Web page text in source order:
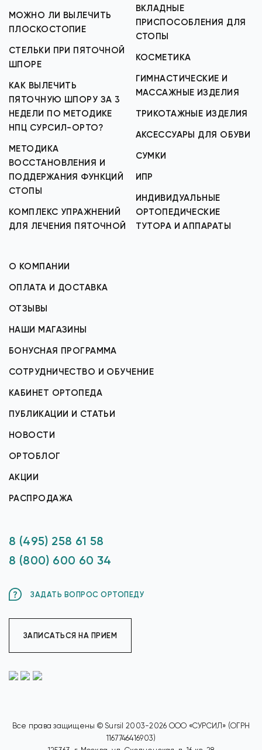
МОЖНО ЛИ ВЫЛЕЧИТЬ
ПЛОСКОСТОПИЕ
СТЕЛЬКИ ПРИ ПЯТОЧНОЙ
ШПОРЕ
КАК ВЫЛЕЧИТЬ
ПЯТОЧНУЮ ШПОРУ ЗА 3
НЕДЕЛИ ПО МЕТОДИКЕ
НПЦ СУРСИЛ-ОРТО?
МЕТОДИКА
ВОССТАНОВЛЕНИЯ И
ПОДДЕРЖАНИЯ ФУНКЦИЙ
СТОПЫ
КОМПЛЕКС УПРАЖНЕНИЙ
ДЛЯ ЛЕЧЕНИЯ ПЯТОЧНОЙ
ВКЛАДНЫЕ
ПРИСПОСОБЛЕНИЯ ДЛЯ
СТОПЫ
КОСМЕТИКА
ГИМНАСТИЧЕСКИЕ И
МАССАЖНЫЕ ИЗДЕЛИЯ
ТРИКОТАЖНЫЕ ИЗДЕЛИЯ
АКСЕССУАРЫ ДЛЯ ОБУВИ
СУМКИ
ИПР
ИНДИВИДУАЛЬНЫЕ
ОРТОПЕДИЧЕСКИЕ
ТУТОРА И АППАРАТЫ
О КОМПАНИИ
ОПЛАТА И ДОСТАВКА
ОТЗЫВЫ
НАШИ МАГАЗИНЫ
БОНУСНАЯ ПРОГРАММА
СОТРУДНИЧЕСТВО И ОБУЧЕНИЕ
КАБИНЕТ ОРТОПЕДА
ПУБЛИКАЦИИ И СТАТЬИ
НОВОСТИ
ОРТОБЛОГ
АКЦИИ
РАСПРОДАЖА
8 (495) 258 61 58
8 (800) 600 60 34
ЗАДАТЬ ВОПРОС ОРТОПЕДУ
ЗАПИСАТЬСЯ НА ПРИЕМ
Все права защищены © Sursil 2003-2026 ООО «СУРСИЛ» (ОГРН
1167746416903)